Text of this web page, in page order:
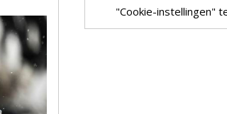
"Cookie-instellingen"